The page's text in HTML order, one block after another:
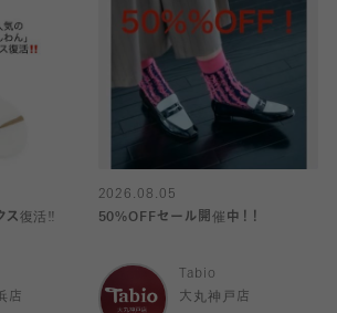
ス復活‼️
店
2026.08.05
50%OFFセール開催中！！
Tabio
大丸神戸店